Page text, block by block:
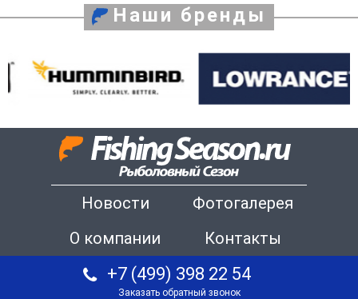
Наши бренды
Новости
Фотогалерея
О компании
Контакты
+7 (499) 398 22 54
Заказать обратный звонок